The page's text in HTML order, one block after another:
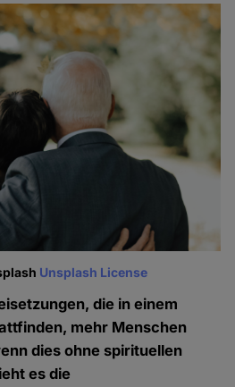
Unsplash License
die in einem
mehr Menschen
dies ohne spirituellen
es die